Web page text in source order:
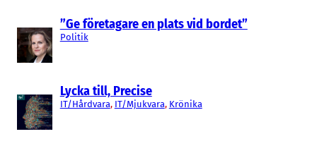
”Ge företagare en plats vid bordet”
Politik
Lycka till, Precise
IT/Hårdvara, IT/Mjukvara, Krönika